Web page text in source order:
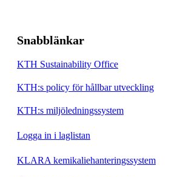
Snabblänkar
KTH Sustainability Office
KTH:s policy för hållbar utveckling
KTH:s miljöledningssystem
Logga in i laglistan
KLARA kemikaliehanteringssystem